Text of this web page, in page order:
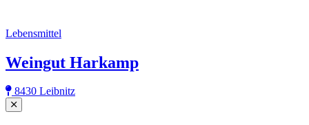
Lebensmittel
Weingut Harkamp
8430 Leibnitz
Close